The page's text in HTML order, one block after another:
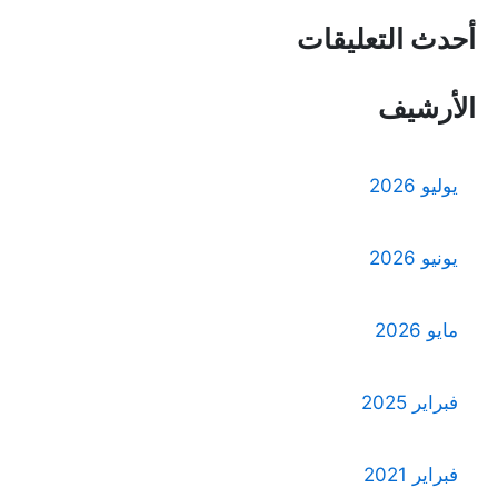
أحدث التعليقات
الأرشيف
يوليو 2026
يونيو 2026
مايو 2026
فبراير 2025
فبراير 2021